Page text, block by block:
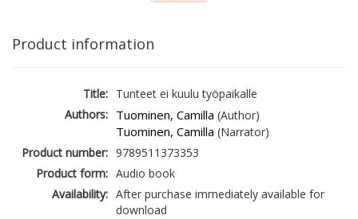
Product information
Title: Tunteet ei kuulu työpaikalle
Authors: Tuominen, Camilla (Author)
Tuominen, Camilla (Narrator)
Product number: 9789511373353
Product form: Audio book
Availability: After purchase immediately available for
download